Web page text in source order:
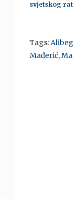
svjetskog
Tags:
Mađerić,